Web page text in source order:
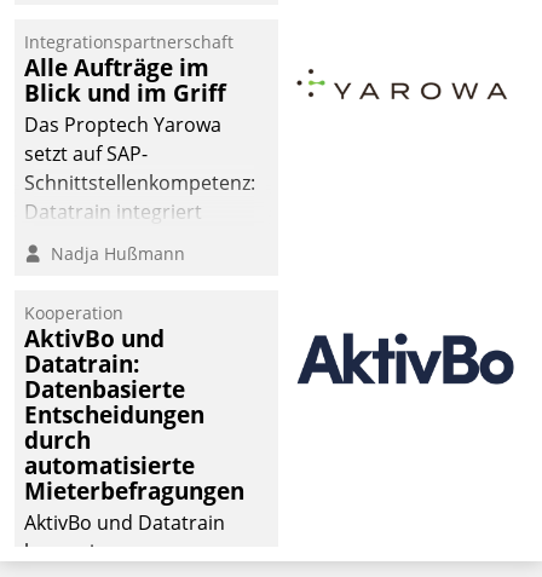
der
Wohnungswirtschaft“.
Bewerben können sich
dafür ein Team
bestehend aus
Wohnungsunternehmen
und PropTech.
Integrationspartnerschaft
Alle Aufträge im
Blick und im Griff
Das Proptech Yarowa
setzt auf SAP-
Schnittstellenkompetenz:
Datatrain integriert
Yarowas Portal zur
Vergabe und Verwaltung
operativen
Instandhaltung in die
SAP-Systemlandschaft
deutscher
Wohnungsunternehmen
– und beschleunigt damit
den Weg vom
Mieteranliegen zum
Dienstleisterauftrag.
Nadja Hußmann
Kooperation
AktivBo und
Datatrain:
Datenbasierte
Entscheidungen
durch
automatisierte
Mieterbefragungen
AktivBo und Datatrain
kooperieren –